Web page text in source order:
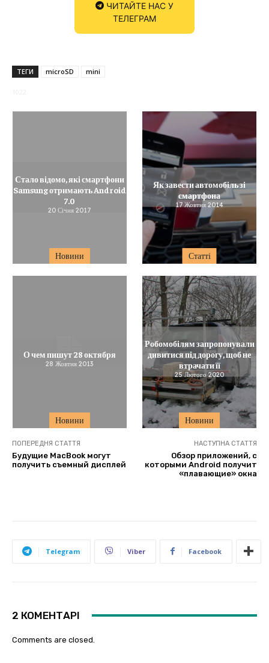
ЧИТАЙТЕ НАС У
ТЕЛЕГРАМ
ТЕГИ microSD mini
Новини
Стало відомо, які смартфони
Samsung отримають Android
7.0
20 Січня 2017
Статті
Як завести автомобіль зі
смартфона
17 Жовтня 2014
Новини
О чем пишут 28 октября
28 Жовтня 2013
Новини
Робомобілям запропонували
дивитися під дорогу, щоб не
втрачати її
25 Лютого 2020
ПОПЕРЕДНЯ СТАТТЯ
Будущие MacBook могут
получить съемный дисплей
НАСТУПНА СТАТТЯ
Обзор приложений, с
которыми Android получит
«плавающие» окна
Telegram Viber Facebook
2 КОМЕНТАРІ
Comments are closed.